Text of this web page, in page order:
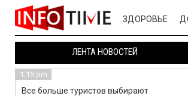
ЗДОРОВЬЕ
ЛЕНТА НОВОСТЕЙ
1:19 pm
Все больше туристов выбирают